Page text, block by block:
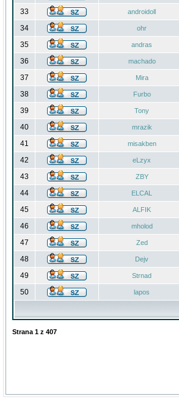
33 androidoll
34 ohr
35 andras
36 machado
37 Mira
38 Furbo
39 Tony
40 mrazik
41 misakben
42 eLzyx
43 ZBY
44 ELCAL
45 ALFIK
46 mholod
47 Zed
48 Dejv
49 Strnad
50 lapos
Strana 1 z 407